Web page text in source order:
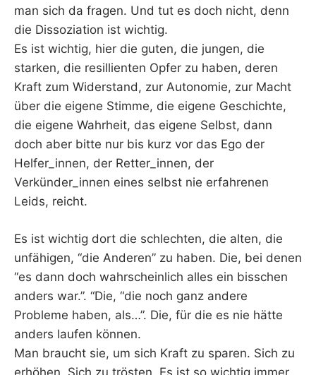
man sich da fragen. Und tut es doch nicht, denn
die Dissoziation ist wichtig.
Es ist wichtig, hier die guten, die jungen, die
starken, die resillienten Opfer zu haben, deren
Kraft zum Widerstand, zur Autonomie, zur Macht
über die eigene Stimme, die eigene Geschichte,
die eigene Wahrheit, das eigene Selbst, dann
doch aber bitte nur bis kurz vor das Ego der
Helfer_innen, der Retter_innen, der
Verkünder_innen eines selbst nie erfahrenen
Leids, reicht.
Es ist wichtig dort die schlechten, die alten, die
unfähigen, “die Anderen” zu haben. Die, bei denen
“es dann doch wahrscheinlich alles ein bisschen
anders war.”. “Die, “die noch ganz andere
Probleme haben, als…”. Die, für die es nie hätte
anders laufen können.
Man braucht sie, um sich Kraft zu sparen. Sich zu
erhöhen. Sich zu trösten. Es ist so wichtig immer